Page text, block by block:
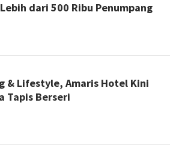
dari 500 Ribu Penumpang
& Lifestyle, Amaris Hotel Kini
Tapis Berseri